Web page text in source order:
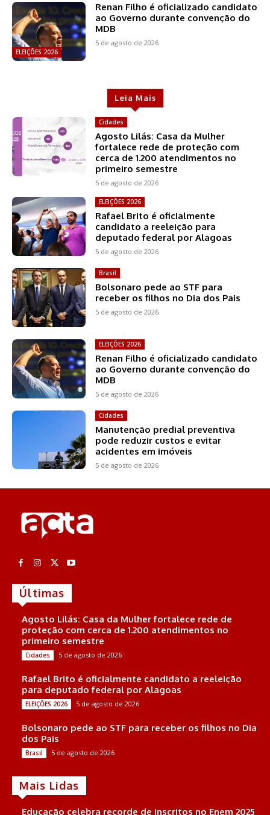
ELEIÇÕES 2026
Renan Filho é oficializado candidato
ao Governo durante convenção do
MDB
5 de agosto de 2026
Leia Mais
Cidades
Agosto Lilás: Casa da Mulher
fortalece rede de proteção com
cerca de 1.200 atendimentos no
primeiro semestre
5 de agosto de 2026
ELEIÇÕES 2026
Rafael Brito é oficialmente
candidato a reeleição para
deputado federal por Alagoas
5 de agosto de 2026
Brasil
Bolsonaro pede ao STF para
receber os filhos no Dia dos Pais
5 de agosto de 2026
ELEIÇÕES 2026
Renan Filho é oficializado candidato
ao Governo durante convenção do
MDB
5 de agosto de 2026
Cidades
Manutenção predial preventiva
pode reduzir custos e evitar
acidentes em imóveis
5 de agosto de 2026
Últimas
Agosto Lilás: Casa da Mulher fortalece rede de
proteção com cerca de 1.200 atendimentos no
primeiro semestre
Cidades 5 de agosto de 2026
Rafael Brito é oficialmente candidato a reeleição
para deputado federal por Alagoas
ELEIÇÕES 2026 5 de agosto de 2026
Bolsonaro pede ao STF para receber os filhos no Dia
dos Pais
Brasil 5 de agosto de 2026
Mais Lidas
Educação celebra recorde de inscritos no Enem 2025